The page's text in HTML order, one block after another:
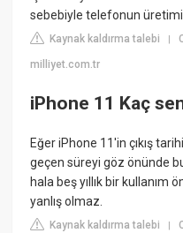
sebebiyle telefonun
Kaynak kaldırma talebi |
milliyet.com.tr
iPhone 11 Kaç
Eğer iPhone 11'in çıkış
geçen süreyi göz önünde
hala beş yıllık bir
yanlış olmaz.
Kaynak kaldırma talebi |